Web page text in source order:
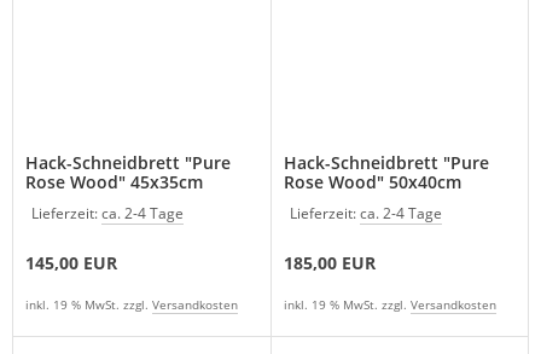
messer
online
shop.
Hack-Schneidbrett "Pure
Rose Wood" 45x35cm
Lieferzeit:ca. 2-4 Tage
145,00 EUR
inkl. 19 % MwSt. zzgl. Versandkosten
Hack-Schneidbrett "Pure
Rose Wood" 50x40cm
Lieferzeit:ca. 2-4 Tage
185,00 EUR
inkl. 19 % MwSt. zzgl. Versandkosten